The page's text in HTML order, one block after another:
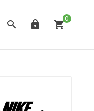
  
0